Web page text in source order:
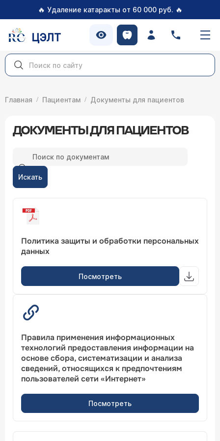
🔥 Удаление катаракты от 60 000 руб. 🔥
ЦЭЛТ
Главная Пациентам Документы для пациентов
ДОКУМЕНТЫ ДЛЯ ПАЦИЕНТОВ
Искать
Политика защиты и обработки персональных
данных
Посмотреть
Правила применения информационных
технологий предоставления информации на
основе сбора, систематизации и анализа
сведений, относящихся к предпочтениям
пользователей сети «Интернет»
Посмотреть